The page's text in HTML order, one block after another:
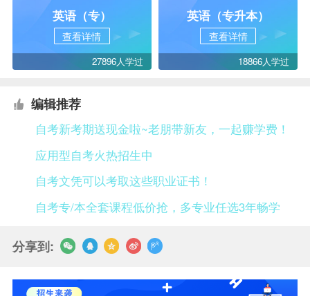
英语（专）
查看详情
27896人学过
英语（专升本）
查看详情
18866人学过
编辑推荐
自考新考期送现金啦~老朋带新友，一起赚学费！
应用型自考火热招生中
自考文凭可以考取这些职业证书！
自考专/本全套课程低价抢，多专业任选3年畅学
分享到: